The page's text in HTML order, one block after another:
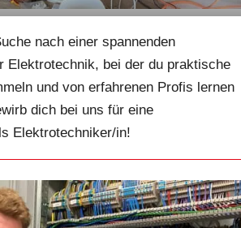
nach einer spannenden
Elektrotechnik, bei der du praktische
und von erfahrenen Profis lernen
dich bei uns für eine
Elektrotechniker/in!